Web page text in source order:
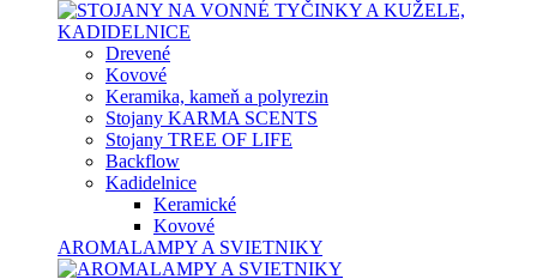
Drevené
Kovové
Keramika, kameň a polyrezin
Stojany KARMA SCENTS
Stojany TREE OF LIFE
Backflow
Kadidelnice
Keramické
Kovové
AROMALAMPY A SVIETNIKY